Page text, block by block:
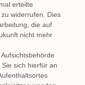
erteilte
widerrufen. Dies
die auf
nicht mehr
sich hierfür an